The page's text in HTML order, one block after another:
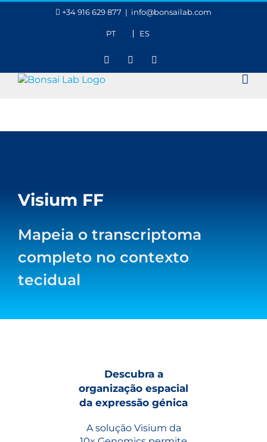
Skip
+34 916 629 877 | info@bonsailab.com
PT ES
LinkedIn
Visium FF
Mapeia o transcriptoma
completo no contexto
tecidual
Descubra a
organização espacial
da expressão génica
A solução Visium da